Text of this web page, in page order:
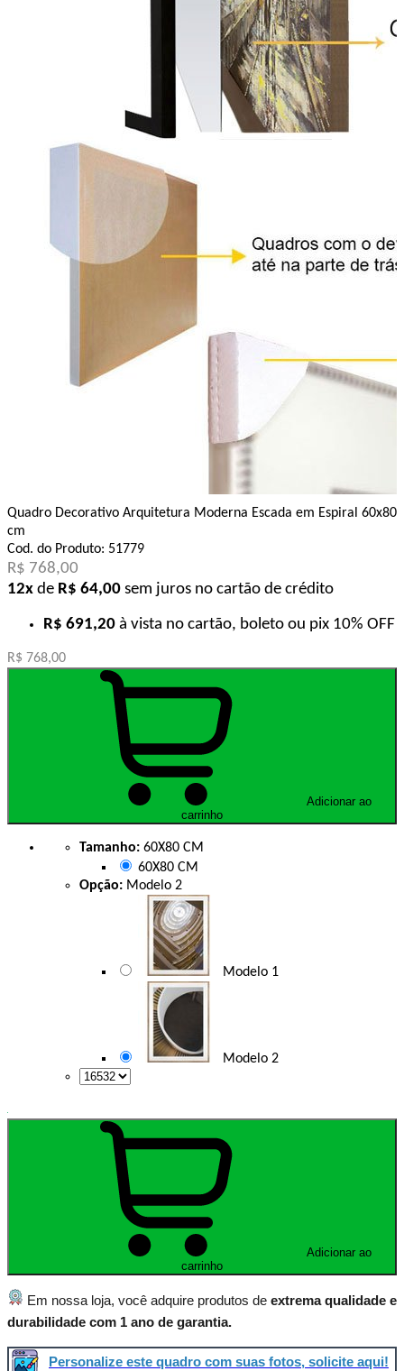
Quadro Decorativo Arquitetura Moderna Escada em Espiral 60x80
cm
Cod. do Produto: 51779
R$ 768,00
12x de R$ 64,00 sem juros no cartão de crédito
R$ 691,20 à vista no cartão, boleto ou pix 10% OFF
R$ 768,00
Adicionar ao
carrinho
Tamanho: 60X80 CM
60X80 CM
Opção: Modelo 2
Modelo 1
Modelo 2
carrinho
Em nossa loja, você adquire produtos de extrema qualidade e
durabilidade com 1 ano de garantia.
Personalize este quadro com suas fotos, solicite aqui!